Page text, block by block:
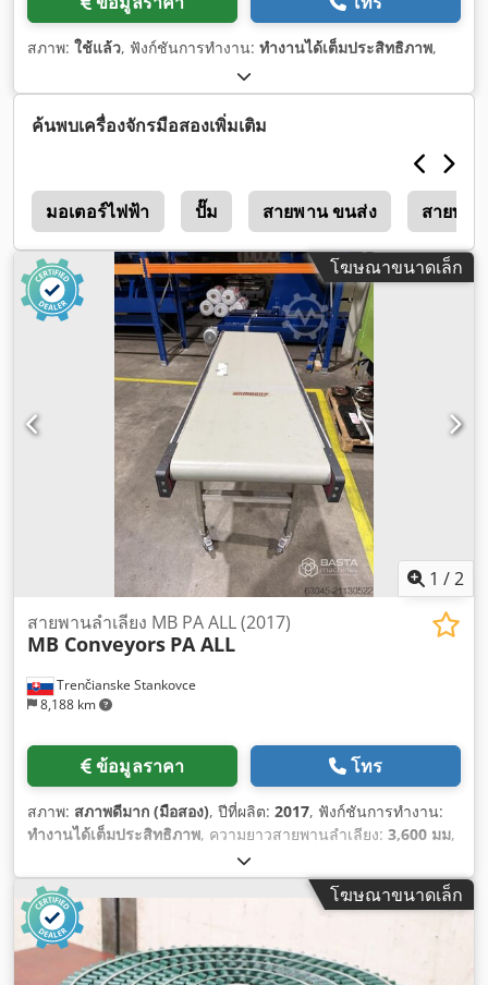
สภาพ: ใช้แล้ว, ฟังก์ชันการทำงาน: ทำงานได้เต็มประสิทธิภาพ,
ค้นพบเครื่องจักรมือสองเพิ่มเติม
มอเตอร์ไฟฟ้า ปั๊ม สายพาน ขนส่ง สายพา
โฆษณาขนาดเล็ก
1 /2
Trenčianske Stankovce
8,188 km
สายพานลำเลียง MB PA ALL (2017)
MB Conveyors PA ALL
ข้อมูลราคา โทร
สภาพ: สภาพดีมาก (มือสอง), ปีที่ผลิต: 2017, ฟังก์ชันการทำงาน:
ทำงานได้เต็มประสิทธิภาพ, ความยาวสายพานลำเลียง: 3,600 มม,
600 มม
มม, อุปกรณ์:มีแผ่นป้ายประเภท, เอกสารประกอบ / คู่มือ,
โฆษณาขนาดเล็ก